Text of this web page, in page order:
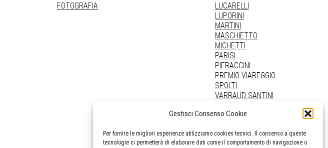
Gestisci Consenso Cookie
Per fornire le migliori esperienze utilizziamo cookies tecnici. Il consenso a queste
tecnologie ci permetterà di elaborare dati come il comportamento di navigazione o
FOTOGRAFIA
LUCARELLI
LUPORINI
MARTINI
MASCHIETTO
MICHETTI
PARISI
PIERACCINI
PREMIO VIAREGGIO
SPOLTI
VARRAUD SANTINI